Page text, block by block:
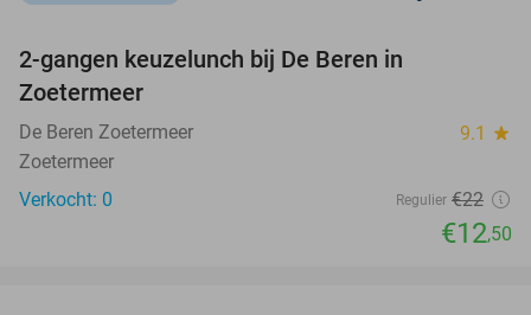
NEW
TODAY
2-gangen keuzelunch bij De Beren in
Zoetermeer
De Beren Zoetermeer 9.1 star
Zoetermeer
Verkocht: 0
Regulier €22
€12,50